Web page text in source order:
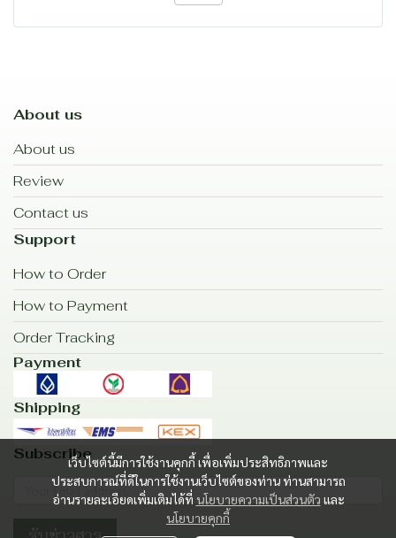
เว็บไซต์นี้มีการใช้งานคุกกี้ เพื่อเพิ่มประสิทธิภาพและ
ประสบการณ์ที่ดีในการใช้งานเว็บไซต์ของท่าน ท่านสามารถ
อ่านรายละเอียดเพิ่มเติมได้ที่ นโยบายความเป็นส่วนตัว และ
นโยบายคุกกี้
About us
About us
Review
Contact us
Support
How to Order
How to Payment
Order Tracking
Payment
Shipping
Subscribe